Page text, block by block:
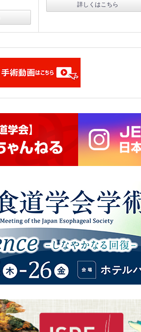
詳しくはこちら